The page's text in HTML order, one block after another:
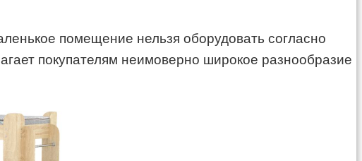
помещение нельзя оборудовать согласно
покупателям неимоверно широкое разнообразие